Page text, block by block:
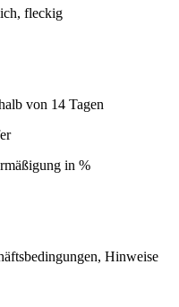
fleckig
von 14 Tagen
in %
Hinweise